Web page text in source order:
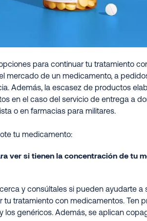
para continuar tu tratamiento
mercado de un medicamento, a
Además, la escasez de productos
en el caso del servicio de entrega a
o en farmacias para militares.
tu medicamento:
ver si tienen la concentración de tu
y consúltales si pueden ayudarte a
tratamiento con medicamentos. Ten
genéricos. Además, se aplican